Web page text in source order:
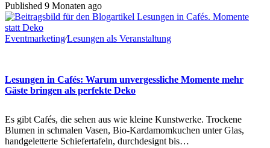
Published 9 Monaten ago
Eventmarketing∕Lesungen als Veranstaltung
Lesungen in Cafés: Warum unvergessliche Momente mehr
Gäste bringen als perfekte Deko
Es gibt Cafés, die sehen aus wie kleine Kunstwerke. Trockene
Blumen in schmalen Vasen, Bio-Kardamomkuchen unter Glas,
handgeletterte Schiefertafeln, durchdesignt bis…